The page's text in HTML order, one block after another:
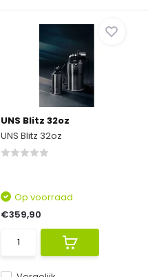
UNS Blitz 32oz
UNS Blitz 32oz
Op voorraad
€359,90